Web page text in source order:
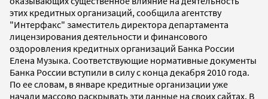
этих кредитных организаций, сообщила агентству
"Интерфакс" заместитель директора департамента
лицензирования деятельности и финансового
оздоровления кредитных организаций Банка России
Елена Музыка. Соответствующие нормативные документы
Банка России вступили в силу с конца декабря 2010 года.
По ее словам, в январе кредитные организации уже
начали массово раскрывать эти данные на своих сайтах. В